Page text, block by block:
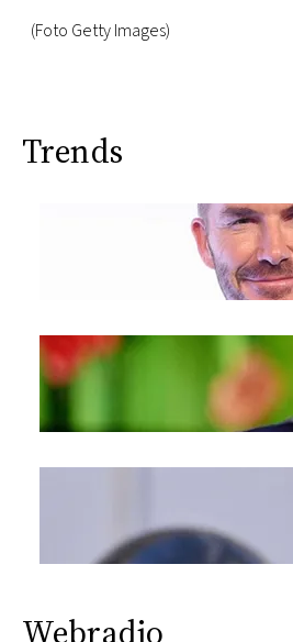
PRINCIPATO
RMC
(Foto Getty Images)
Trends
Webradio